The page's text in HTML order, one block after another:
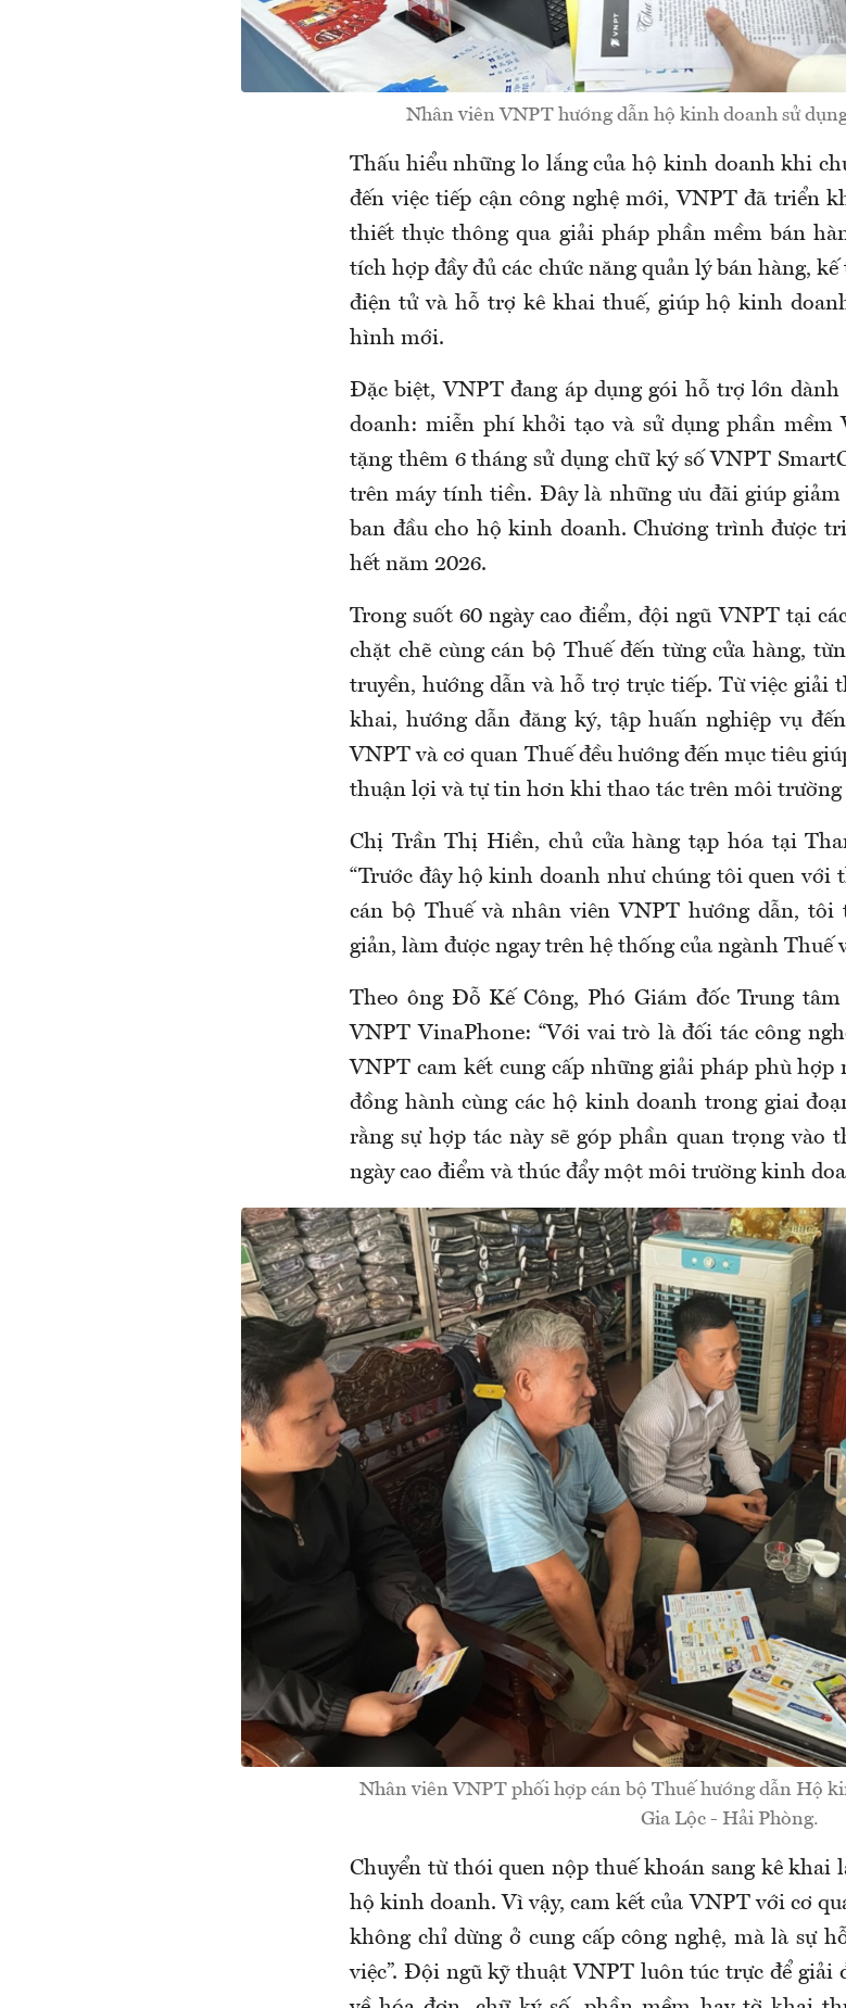
Nhân viên VNPT hướng dẫn hộ kinh doanh sử
Thấu hiểu những lo lắng của hộ kinh doanh khi
đến việc tiếp cận công nghệ mới, VNPT đã triển
thiết thực thông qua giải pháp phần mềm bán
tích hợp đầy đủ các chức năng quản lý bán hàng,
điện tử và hỗ trợ kê khai thuế, giúp hộ kinh
hình mới.
Đặc biệt, VNPT đang áp dụng gói hỗ trợ lớn
doanh: miễn phí khởi tạo và sử dụng phần
tặng thêm 6 tháng sử dụng chữ ký số VNPT
trên máy tính tiền. Đây là những ưu đãi giúp
ban đầu cho hộ kinh doanh. Chương trình được
hết năm 2026.
Trong suốt 60 ngày cao điểm, đội ngũ VNPT tại
chặt chẽ cùng cán bộ Thuế đến từng cửa hàng,
truyền, hướng dẫn và hỗ trợ trực tiếp. Từ việc giải
khai, hướng dẫn đăng ký, tập huấn nghiệp vụ
VNPT và cơ quan Thuế đều hướng đến mục tiêu
thuận lợi và tự tin hơn khi thao tác trên môi trường
Chị Trần Thị Hiền, chủ cửa hàng tạp hóa tại
“Trước đây hộ kinh doanh như chúng tôi quen với
cán bộ Thuế và nhân viên VNPT hướng dẫn, tôi
giản, làm được ngay trên hệ thống của ngành Thuế
Theo ông Đỗ Kế Công, Phó Giám đốc Trung
VNPT VinaPhone: “Với vai trò là đối tác công
VNPT cam kết cung cấp những giải pháp phù
đồng hành cùng các hộ kinh doanh trong giai
rằng sự hợp tác này sẽ góp phần quan trọng vào
ngày cao điểm và thúc đẩy một môi trường kinh
Nhân viên VNPT phối hợp cán bộ Thuế hướng dẫn Hộ
Gia Lộc - Hải Phòng.
Chuyển từ thói quen nộp thuế khoán sang kê
hộ kinh doanh. Vì vậy, cam kết của VNPT với cơ
không chỉ dừng ở cung cấp công nghệ, mà là sự
việc”. Đội ngũ kỹ thuật VNPT luôn túc trực để giải